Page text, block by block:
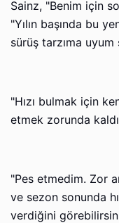
Sainz, "Benim için
"Yılın başında bu
sürüş tarzıma
"Hızı bulmak için
etmek zorunda
"Pes etmedim. Zor
ve sezon sonunda
verdiğini